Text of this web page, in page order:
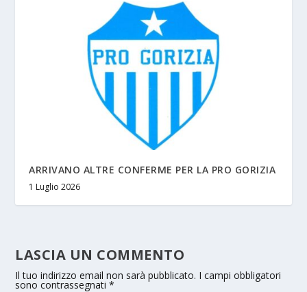
ARRIVANO ALTRE CONFERME PER LA PRO GORIZIA
1 Luglio 2026
LASCIA UN COMMENTO
Il tuo indirizzo email non sarà pubblicato. I campi obbligatori
sono contrassegnati*